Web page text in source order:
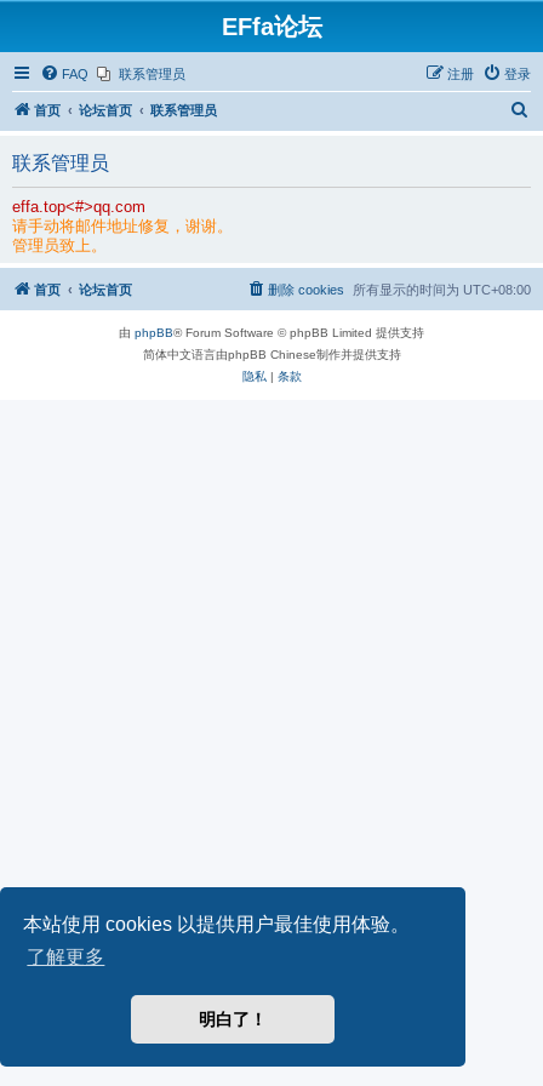
本站使用 cookies 以提供用户最佳使用体验。
了解更多
明白了！
EFfa论坛
FAQ 联系管理员 登录
注册
首页 论坛首页 联系管理员
联系管理员
effa.top<#>qq.com
请手动将邮件地址修复，谢谢。
管理员致上。
首页 论坛首页 所有显示的时间为 UTC+08:00
删除 cookies
由 phpBB® Forum Software © phpBB Limited 提供支持
简体中文语言由phpBB Chinese制作并提供支持
隐私 | 条款